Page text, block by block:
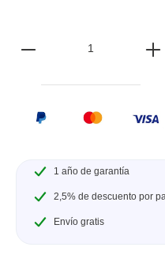
1 año de garantía
2,5% de descuento por
Envío gratis